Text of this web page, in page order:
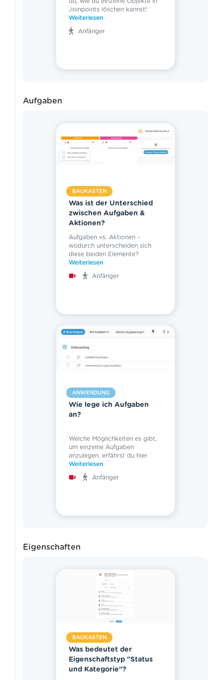
Joinpoints löschen kannst!
Weiterlesen
Anfänger
Aufgaben
BAUKASTEN
Was ist der Unterschied
zwischen Aufgaben &
Aktionen?
Aufgaben vs. Aktionen -
wodurch unterscheiden sich
diese beiden Elemente?
Weiterlesen
Anfänger
ANWENDUNG
Wie lege ich Aufgaben
an?
Welche Möglichkeiten es gibt,
um einzelne Aufgaben
anzulegen, erfährst du hier.
Weiterlesen
Anfänger
Eigenschaften
BAUKASTEN
Was bedeutet der
Eigenschaftstyp "Status
und Kategorie"?